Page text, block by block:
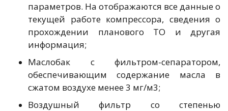
параметров. На отображаются все данные о
текущей работе компрессора, сведения о
прохождении планового ТО и другая
информация;
Маслобак с фильтром-сепаратором,
обеспечивающим содержание масла в
сжатом воздухе менее 3 мг/м3;
Воздушный фильтр со степенью